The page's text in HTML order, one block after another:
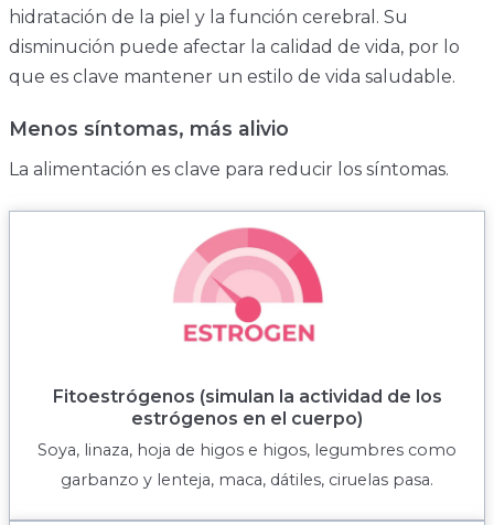
hidratación de la piel y la función cerebral. Su
disminución puede afectar la calidad de vida, por lo
que es clave mantener un estilo de vida saludable.
Menos síntomas, más alivio
La alimentación es clave para reducir los síntomas.
Fitoestrógenos (simulan la actividad de los
estrógenos en el cuerpo)
Soya, linaza, hoja de higos e higos, legumbres como
garbanzo y lenteja, maca, dátiles, ciruelas pasa.